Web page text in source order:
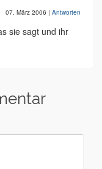
07. März 2006 | Antworten
sie sagt und ihr